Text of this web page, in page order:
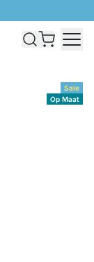
€100
Sale
Op Maat